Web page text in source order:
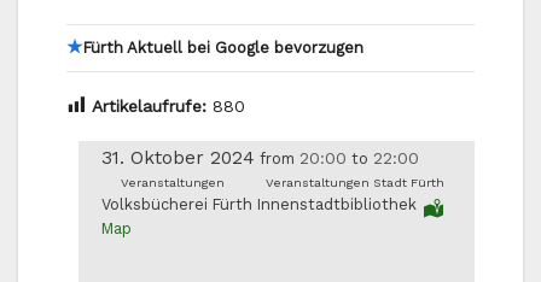
★Fürth Aktuell bei Google bevorzugen
Artikelaufrufe: 880
31. Oktober 2024 from 20:00 to 22:00
Veranstaltungen Veranstaltungen Stadt Fürth
Volksbücherei Fürth Innenstadtbibliothek
Map